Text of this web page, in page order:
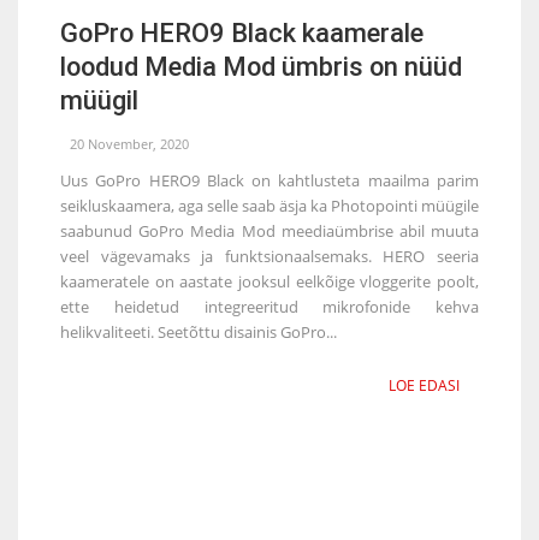
GoPro HERO9 Black kaamerale
loodud Media Mod ümbris on nüüd
müügil
20 November, 2020
Uus GoPro HERO9 Black on kahtlusteta maailma parim
seikluskaamera, aga selle saab äsja ka Photopointi müügile
saabunud GoPro Media Mod meediaümbrise abil muuta
veel vägevamaks ja funktsionaalsemaks. HERO seeria
kaameratele on aastate jooksul eelkõige vloggerite poolt,
ette heidetud integreeritud mikrofonide kehva
helikvaliteeti. Seetõttu disainis GoPro...
LOE EDASI